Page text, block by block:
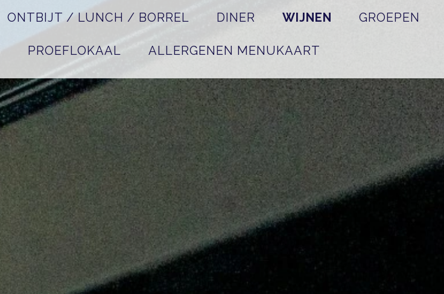
ONTBIJT / LUNCH / BORREL DINER WIJNEN GROEPEN
PROEFLOKAAL ALLERGENEN MENUKAART